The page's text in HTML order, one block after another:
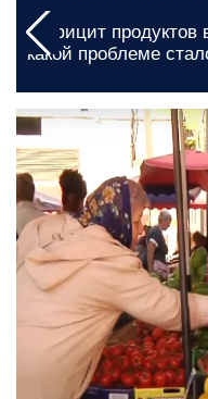
Дефицит продуктов
какой проблеме
12 мая, 21:00